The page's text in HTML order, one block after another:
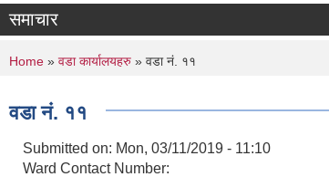
समाचार
You are here
Home » वडा कार्यालयहरु » वडा नं. ११
वडा नं. ११
Submitted on: Mon, 03/11/2019 - 11:10
Ward Contact Number: